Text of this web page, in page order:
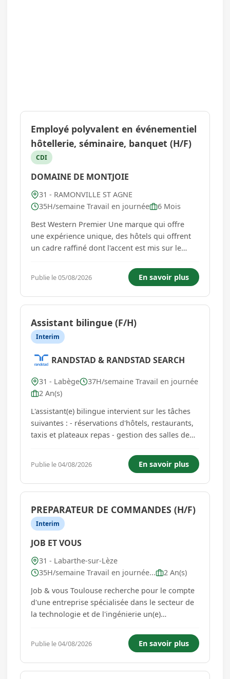
Employé polyvalent en événementiel
hôtellerie, séminaire, banquet (H/F)
CDI
DOMAINE DE MONTJOIE
31 - RAMONVILLE ST AGNE
35H/semaine Travail en journée
6 Mois
Best Western Premier Une marque qui offre
une expérience unique, des hôtels qui offrent
un cadre raffiné dont l'accent est mis sur le
aux voyageurs qui recherchent un
hébergement de qualité supérieure,
d'excellents équipements et des prestati...
Publie le 05/08/2026 En savoir plus
Assistant bilingue (F/H)
Interim
RANDSTAD & RANDSTAD SEARCH
31 - Labège
37H/semaine Travail en journée
2 An(s)
L'assistant(e) bilingue intervient sur les tâches
suivantes : - réservations d'hôtels, restaurants,
taxis et plateaux repas - gestion des salles de
- gestions des prestataires (entretiens), - accueil
des candidats pour les entretiens avec le servi...
Publie le 04/08/2026 En savoir plus
PREPARATEUR DE COMMANDES (H/F)
Interim
JOB ET VOUS
31 - Labarthe-sur-Lèze
35H/semaine Travail en journée...
2 An(s)
Job & vous Toulouse recherche pour le compte
d'une entreprise spécialisée dans le secteur de
la technologie et de l'ingénierie un(e)
DESCRIPTION DU POSTE : - Préparer les colis
selon le bon de commande - Réceptionner la
marchandise - Emballer les produits - Rense...
Publie le 04/08/2026 En savoir plus